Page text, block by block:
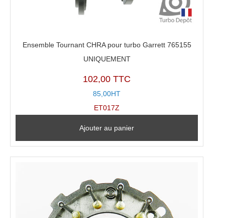
Ensemble Tournant CHRA pour turbo Garrett 765155
UNIQUEMENT
102,00 TTC
85,00HT
ET017Z
Ajouter au panier